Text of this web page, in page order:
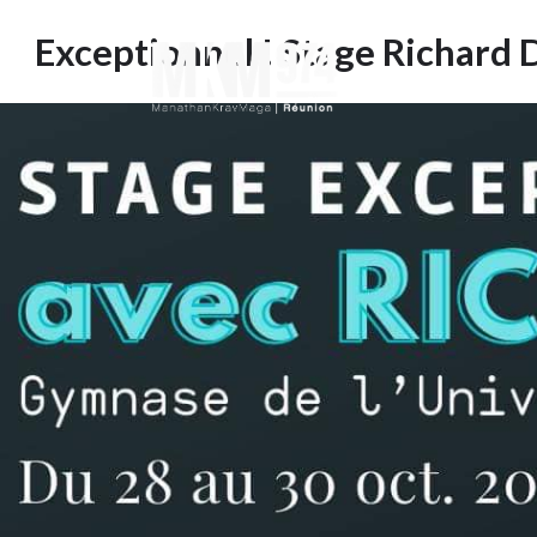
Exceptionnel ! Stage Richard